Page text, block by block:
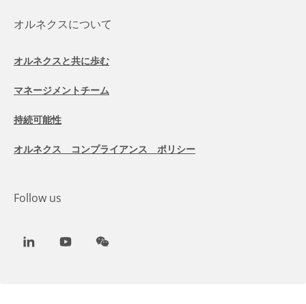
オルネクスについて
オルネクスと共に歩む
マネージメントチーム
持続可能性
オルネクス コンプライアンス ポリシー
Follow us
LinkedInYoutubeWeChat